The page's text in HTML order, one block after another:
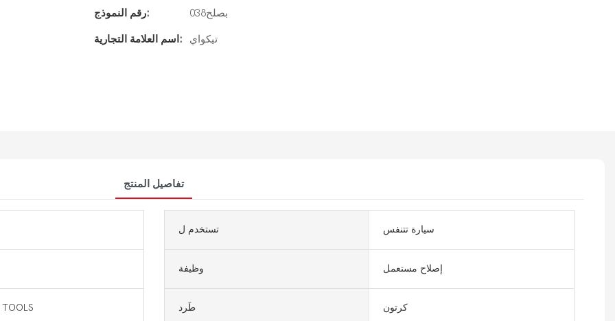
رقم النموذج: بصلح038
اسم العلامة التجارية: تيكواي
تفاصيل المنتج
تستخدم ل سيارة تتنفس
وظيفة إصلاح مستعمل
طَرد كرتون